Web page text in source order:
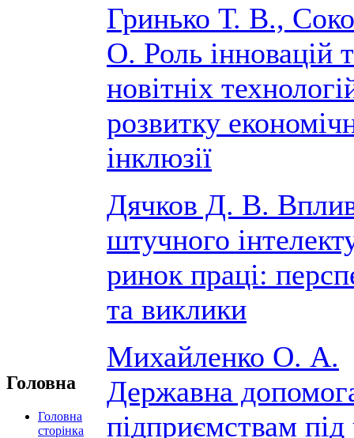
Головна
Головна
сторінка
Гринько Т. В.,
О. Роль інновацій
новітніх
розвитку
інклюзії
Дячков Д. В.
штучного
ринок праці:
та виклики
Михайленко О. А.
Державна
підприємствам під